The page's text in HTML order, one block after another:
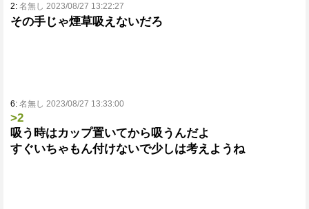
2: 名無し 2023/08/27 13:22:27
その手じゃ煙草吸えないだろ
6: 名無し 2023/08/27 13:33:00
>2
吸う時はカップ置いてから吸うんだよ
すぐいちゃもん付けないで少しは考えようね